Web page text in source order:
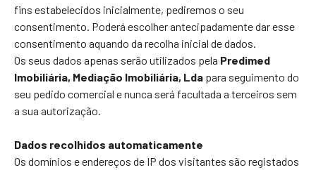
fins estabelecidos inicialmente, pediremos o seu
consentimento. Poderá escolher antecipadamente dar esse
consentimento aquando da recolha inicial de dados.
Os seus dados apenas serão utilizados pela Predimed
Imobiliária, Mediação Imobiliária, Lda para seguimento do
seu pedido comercial e nunca será facultada a terceiros sem
a sua autorização.
Dados recolhidos automaticamente
Os domínios e endereços de IP dos visitantes são registados